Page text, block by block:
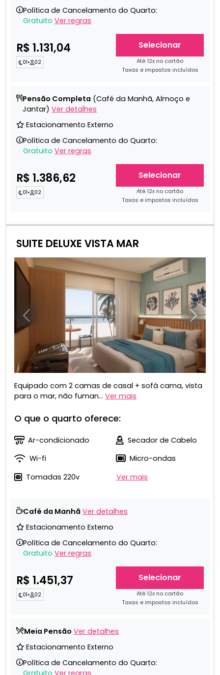
Política de Cancelamento do Quarto:
Gratuito Ver regras
R$ 1.131,04
01• 02
Selecionar
Até 12x no cartão
Taxas e impostos incluídos
Pensão Completa (Café da Manhã, Almoço e
Jantar) Ver detalhes
Estacionamento Externo
Política de Cancelamento do Quarto:
Gratuito Ver regras
R$ 1.386,62
01• 02
Selecionar
Até 12x no cartão
Taxas e impostos incluídos
SUITE DELUXE VISTA MAR
Anterior
Equipado com 2 camas de casal + sofá cama, vista
para o mar, não fuman... Ver mais
O que o quarto oferece:
Ar-condicionado
Secador de Cabelo
Wi-fi
Micro-ondas
Tomadas 220v
Ver mais
Café da Manhã Ver detalhes
Estacionamento Externo
Política de Cancelamento do Quarto:
Gratuito Ver regras
R$ 1.451,37
01• 02
Selecionar
Até 12x no cartão
Taxas e impostos incluídos
Meia Pensão Ver detalhes
Estacionamento Externo
Política de Cancelamento do Quarto: